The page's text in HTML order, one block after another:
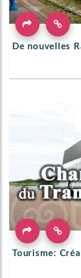
De nouvelles
Tourisme: